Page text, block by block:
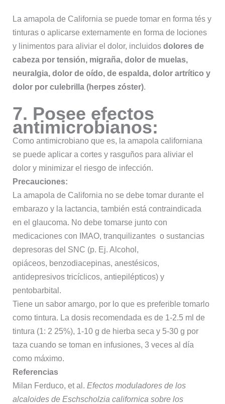
La amapola de California se puede tomar en forma tés y
tinturas o aplicarse externamente en forma de lociones
y linimentos para aliviar el dolor, incluidosdolores de
cabeza por tensión, migraña, dolor de muelas,
neuralgia, dolor de oído, de espalda, dolor artrítico y
dolor por culebrilla (herpes zóster).
7. Posee efectos
antimicrobianos:
Como antimicrobiano que es, la amapola californiana
se puede aplicar a cortes y rasguños para aliviar el
dolor y minimizar el riesgo de infección.
Precauciones:
La amapola de California no se debe tomar durante el
embarazo y la lactancia, también está contraindicada
en el glaucoma. No debe tomarse junto con
medicaciones con IMAO, tranquilizantes o sustancias
depresoras del SNC (p. Ej. Alcohol,
opiáceos, benzodiacepinas, anestésicos,
antidepresivos tricíclicos, antiepilépticos) y
pentobarbital.
Tiene un sabor amargo, por lo que es preferible tomarlo
como tintura. La dosis recomendada es de 1-2.5 ml de
tintura (1: 2 25%), 1-10 g de hierba seca y 5-30 g por
taza cuando se toman en infusiones, 3 veces al día
como máximo.
Referencias
Milan Ferduco, et al.Efectos moduladores de los
alcaloides de Eschscholzia californica sobre los